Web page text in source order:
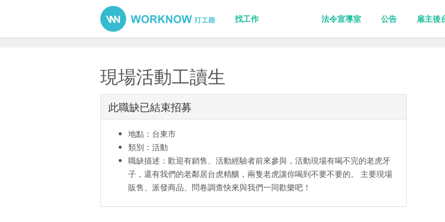
找工作 法令宣導室 公告 雇主後
現場活動工讀生
此職缺已結束招募
地點：台東市
類別：活動
職缺描述：歡迎有銷售、活動經驗者前來參與，活動現場有喝不完的老虎牙
子，還有我們的老鄰居台虎精釀，兩隻老虎讓你喝到不要不要的。 主要現場
販售、派發商品、問卷調查快來與我們一同歡樂吧！